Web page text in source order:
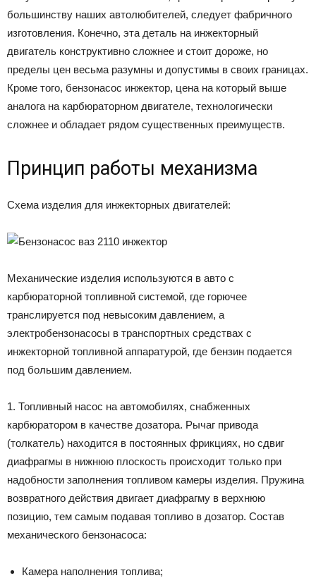
большинству наших автолюбителей, следует фабричного
изготовления. Конечно, эта деталь на инжекторный
двигатель конструктивно сложнее и стоит дороже, но
пределы цен весьма разумны и допустимы в своих границах.
Кроме того, бензонасос инжектор, цена на который выше
аналога на карбюраторном двигателе, технологически
сложнее и обладает рядом существенных преимуществ.
Принцип работы механизма
Схема изделия для инжекторных двигателей:
Механические изделия используются в авто с
карбюраторной топливной системой, где горючее
транслируется под невысоким давлением, а
электробензонасосы в транспортных средствах с
инжекторной топливной аппаратурой, где бензин подается
под большим давлением.
1. Топливный насос на автомобилях, снабженных
карбюратором в качестве дозатора. Рычаг привода
(толкатель) находится в постоянных фрикциях, но сдвиг
диафрагмы в нижнюю плоскость происходит только при
надобности заполнения топливом камеры изделия. Пружина
возвратного действия двигает диафрагму в верхнюю
позицию, тем самым подавая топливо в дозатор. Состав
механического бензонасоса:
Камера наполнения топлива;